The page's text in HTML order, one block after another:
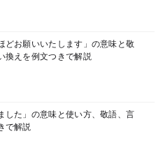
どお願いいたします」の意味と敬
換えを例文つきで解説
した」の意味と使い方、敬語、言
で解説